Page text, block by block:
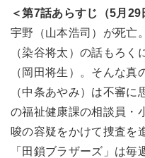
＜第7話あらすじ（5月29
宇野（山本浩司）が死亡
（染谷将太）の話もろ
（岡田将生）。そんな
（中条あやみ）は不審
の福祉健康課の相談員・
唆の容疑をかけて捜査を
「田鎖ブラザーズ」は